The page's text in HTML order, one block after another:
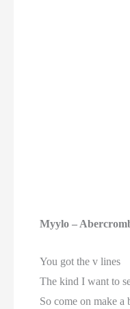
Myylo –
You got the v lines
The kind I want to
So come on make a